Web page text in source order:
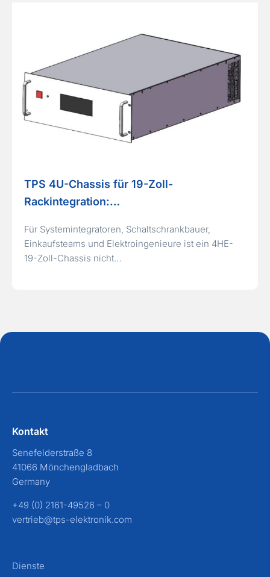
TPS 4U-Chassis für 19-Zoll-
Rackintegration:…
Für Systemintegratoren, Schaltschrankbauer,
Einkaufsteams und Elektroingenieure ist ein 4HE-
19-Zoll-Chassis nicht…
Kontakt
Senefelderstraße 8
41066 Mönchengladbach
Germany
+49 (0) 2161-49526 – 0
vertrieb@tps-elektronik.com
Dienste